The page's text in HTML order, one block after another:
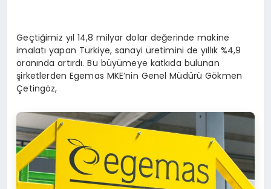
Geçtiğimiz yıl 14,8 milyar dolar değerinde makine
imalatı yapan Türkiye, sanayi üretimini de yıllık %4,9
oranında artırdı. Bu büyümeye katkıda bulunan
şirketlerden Egemas MKE’nin Genel Müdürü Gökmen
Çetingöz,